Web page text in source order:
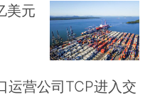
美元
运营公司TCP进入交